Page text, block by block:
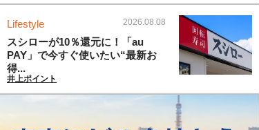
Lifestyle 2026.08.08
スシローが10％還元に！「au
PAY」で今すぐ使いたい“最新お
得...
井上ポイント